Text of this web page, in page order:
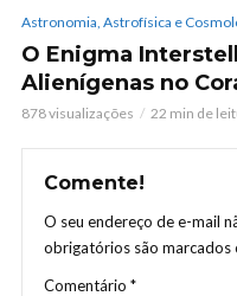
Astronomia, Astrofísica e
O Enigma
Alienígenas no
878 visualizações 22 min de
Comente!
O seu endereço de e-mail
obrigatórios são marcados
Comentário *